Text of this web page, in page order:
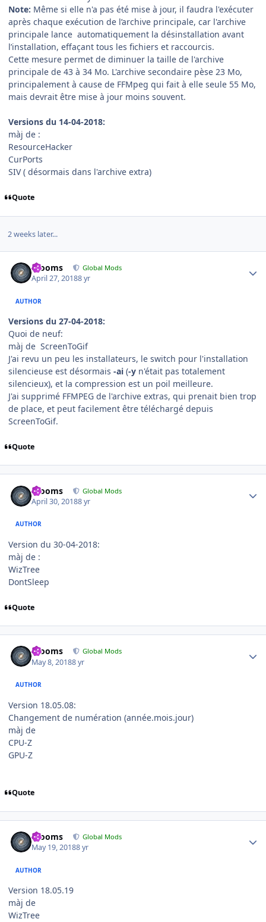
Note: Même si elle n'a pas été mise à jour, il faudra l'exécuter
après chaque exécution de l’archive principale, car l'archive
principale lance automatiquement la désinstallation avant
l’installation, effaçant tous les fichiers et raccourcis.
Cette mesure permet de diminuer la taille de l'archive
principale de 43 à 34 Mo. L'archive secondaire pèse 23 Mo,
principalement à cause de FFMpeg qui fait à elle seule 55 Mo,
mais devrait être mise à jour moins souvent.
Versions du 14-04-2018:
màj de :
ResourceHacker
CurPorts
SIV ( désormais dans l'archive extra)
Quote
2 weeks later...
mooms Global Mods
April 27, 20188 yr
AUTHOR
Versions du 27-04-2018:
Quoi de neuf:
màj de ScreenToGif
J'ai revu un peu les installateurs, le switch pour l'installation
silencieuse est désormais -ai (-y n'était pas totalement
silencieux), et la compression est un poil meilleure.
J'ai supprimé FFMPEG de l'archive extras, qui prenait bien trop
de place, et peut facilement être téléchargé depuis
ScreenToGif.
Quote
mooms Global Mods
April 30, 20188 yr
AUTHOR
Version du 30-04-2018:
màj de :
WizTree
DontSleep
Quote
mooms Global Mods
May 8, 20188 yr
AUTHOR
Version 18.05.08:
Changement de numération (année.mois.jour)
màj de
CPU-Z
GPU-Z
Quote
mooms Global Mods
May 19, 20188 yr
AUTHOR
Version 18.05.19
màj de
WizTree